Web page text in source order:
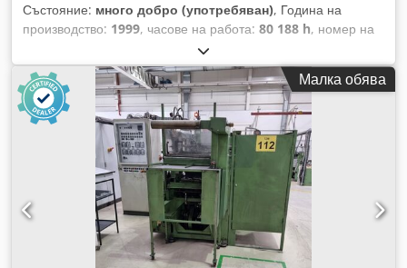
Състояние: много добро (употребяван), Година на
производство: 1999, часове на работа: 80 188 h, номер на
322
фолиото: 700-800 мм Оборудване / допълнителна
информация: -GREINER СТАПЕЛНА СИСТЕМА /
предавателно устройство R3 (Реф. №: 95002.24) // М. №:
00020 // Год. на производство: 1998 Chedpjq Nn Hcjfx Akrja
ЦЕНА GREINER СТАПЕЛНА СИСТЕМА: € 6.500.- / ЛОТ
ШВЕЙЦАРИЯ Отопление отгоре и отдолу Обработвани
материали: PS и PP 450 Ps // 350 Pp Следните инструменти
са използвани на машината: 8-кабелен инструмент Ø95 и
15-кабелен инструмент Ø73 и 15-кабелен инструмент Ø86
Произведени са основно опаковки за млечната индустрия.
Циклите са между 18-25 такта – в зависимост от теглото на
Малка обява